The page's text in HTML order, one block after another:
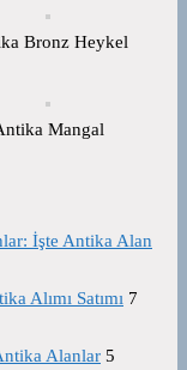
Bronz Heykel
Mangal
İşte Antika Alan
Alımı Satımı 7
Alanlar 5